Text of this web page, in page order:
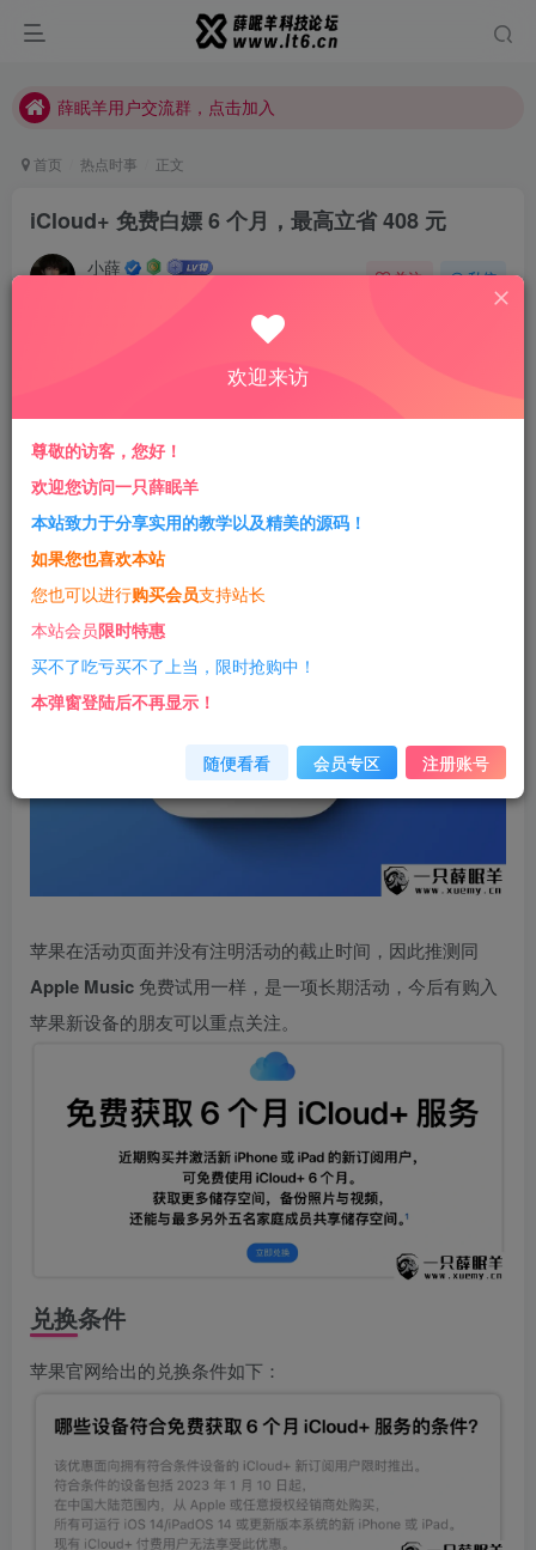
薛眠羊用户交流群，点击加入
薛眠羊用户交流群，点击加入
首页 热点时事 正文
iCloud+ 免费白嫖 6 个月，最高立省 408 元
小薛 关注 私信
今天苹果中国官网推出了「免费获取 6 个月 iCloud+ 服务」
的活动，按照当前
多可以省408元，接下来小薛就简单跟大家分享下这个活
动，注意事项，以及如何合理使用。
苹果在活动页面并没有注明活动的截止时间，因此推测同
Apple Music 免费试用一样，是一项长期活动，今后有购入
苹果新设备的朋友可以重点关注。
兑换条件
苹果官网给出的兑换条件如下：
欢迎来访
尊敬的访客，您好！
欢迎您访问一只薛眠羊
本站致力于分享实用的教学以及精美的源码！
如果您也喜欢本站
您也可以进行购买会员支持站长
本站会员限时特惠
买不了吃亏买不了上当，限时抢购中！
本弹窗登陆后不再显示！
随便看看 会员专区 注册账号